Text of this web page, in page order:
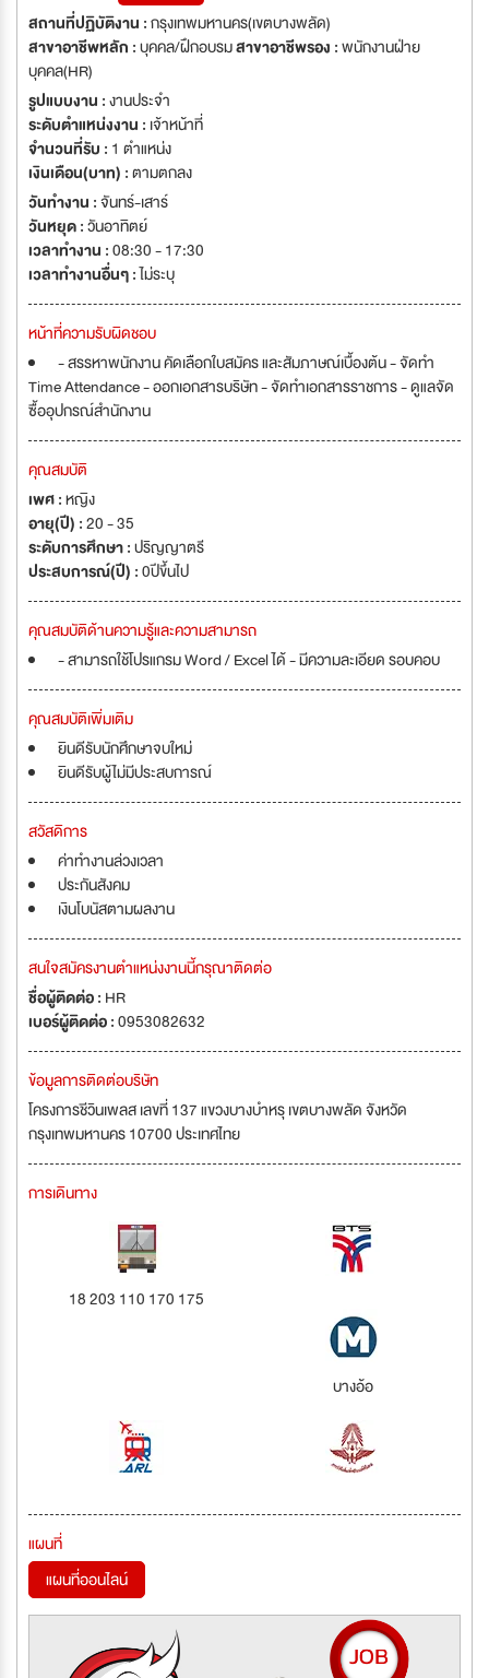
สถานที่ปฏิบัติงาน :กรุงเทพมหานคร(เขตบางพลัด)
สาขาอาชีพหลัก :บุคคล/ฝึกอบรมสาขาอาชีพรอง :พนักงานฝ่าย
บุคคล(HR)
รูปแบบงาน :งานประจำ
ระดับตำแหน่งงาน : เจ้าหน้าที่
จำนวนที่รับ : 1 ตำแหน่ง
เงินเดือน(บาท) :ตามตกลง
วันทำงาน :จันทร์-เสาร์
วันหยุด :วันอาทิตย์
เวลาทำงาน :08:30 - 17:30
เวลาทำงานอื่นๆ :ไม่ระบุ
หน้าที่ความรับผิดชอบ
- สรรหาพนักงาน คัดเลือกใบสมัคร และสัมภาษณ์เบื้องต้น - จัดทำ
Time Attendance - ออกเอกสารบริษัท - จัดทำเอกสารราชการ - ดูแลจัด
ซื้ออุปกรณ์สำนักงาน
คุณสมบัติ
เพศ :หญิง
อายุ(ปี) :20 - 35
ระดับการศึกษา :ปริญญาตรี
ประสบการณ์(ปี) :0ปีขึ้นไป
คุณสมบัติด้านความรู้และความสามารถ
- สามารถใช้โปรแกรม Word / Excel ได้ - มีความละเอียด รอบคอบ
คุณสมบัติเพิ่มเติม
ยินดีรับนักศึกษาจบใหม่
ยินดีรับผู้ไม่มีประสบการณ์
สวัสดิการ
ค่าทำงานล่วงเวลา
ประกันสังคม
เงินโบนัสตามผลงาน
สนใจสมัครงานตำแหน่งงานนี้กรุณาติดต่อ
ชื่อผู้ติดต่อ : HR
เบอร์ผู้ติดต่อ :0953082632
ข้อมูลการติดต่อบริษัท
โครงการชีวินเพลส เลขที่ 137 แขวงบางบำหรุ เขตบางพลัด จังหวัด
กรุงเทพมหานคร 10700 ประเทศไทย
การเดินทาง
18 203 110 170 175
บางอ้อ
แผนที่
แผนที่ออนไลน์